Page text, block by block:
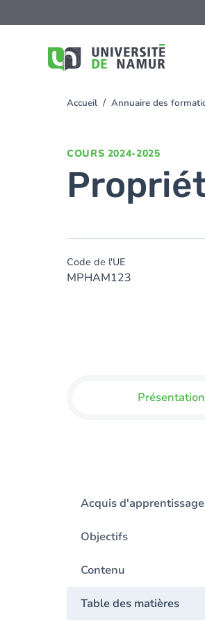
au
You
Accueil Annuaire des
COURS 2024-2025
Code de l'UE
MPHAM123
Présentation
Acquis d'apprentissage
Objectifs
Contenu
Table des matières